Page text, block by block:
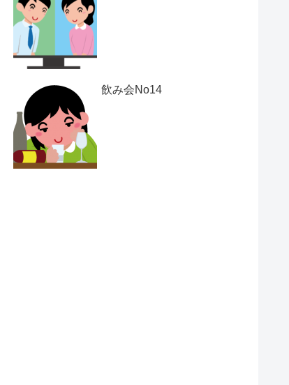
飲み会No14